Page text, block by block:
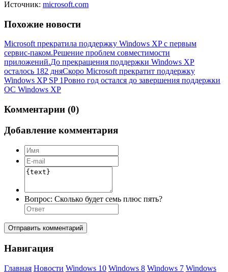
Источник: microsoft.com
Похожие новости
Microsoft прекратила поддержку Windows XP с первым
сервис-паком.Решение проблем совместимости
приложений.До прекращения поддержки Windows XP
осталось 182 дняСкоро Microsoft прекратит поддержку
Windows XP SP 1Ровно год остался до завершения поддержки
ОС Windows XP
Комментарии (0)
Добавление комментария
Вопрос: Сколько будет семь плюс пять?
Отправить комментарий
Навигация
Главная Новости Windows 10 Windows 8 Windows 7 Windows